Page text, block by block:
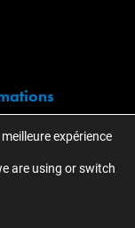
de KOTI.
expérience
are using or switch